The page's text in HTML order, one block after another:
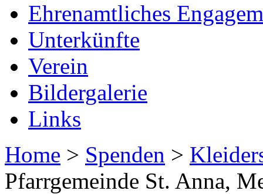
Ehrenamtliches
Unterkünfte
Verein
Bildergalerie
Links
Home > Spenden >
Pfarrgemeinde St. Anna,